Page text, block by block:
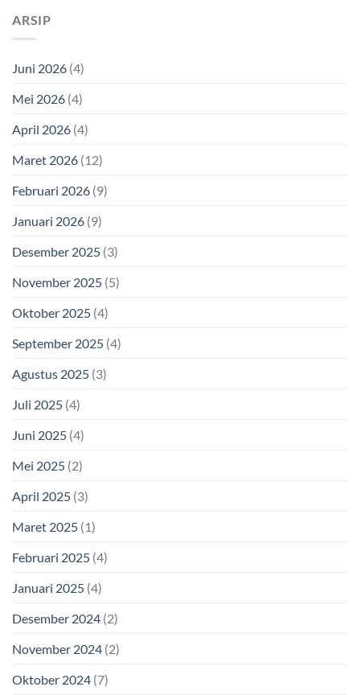
ARSIP
Juni 2026 (4)
Mei 2026 (4)
April 2026 (4)
Maret 2026 (12)
Februari 2026 (9)
Januari 2026 (9)
Desember 2025 (3)
November 2025 (5)
Oktober 2025 (4)
September 2025 (4)
Agustus 2025 (3)
Juli 2025 (4)
Juni 2025 (4)
Mei 2025 (2)
April 2025 (3)
Maret 2025 (1)
Februari 2025 (4)
Januari 2025 (4)
Desember 2024 (2)
November 2024 (2)
Oktober 2024 (7)